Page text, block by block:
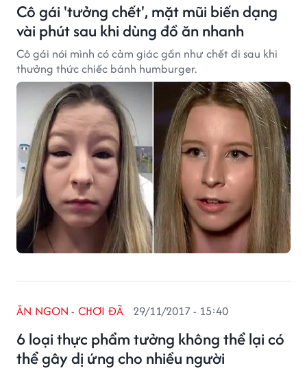
Cô gái 'tưởng chết', mặt mũi biến dạng
vài phút sau khi dùng đồ ăn nhanh
Cô gái nói mình có cảm giác gần như chết đi sau khi
thưởng thức chiếc bánh humburger.
6 loại thực phẩm tưởng không thể lại có
thể gây dị ứng cho nhiều người
ĂN NGON - CHƠI ĐÃ 29/11/2017 - 15:40